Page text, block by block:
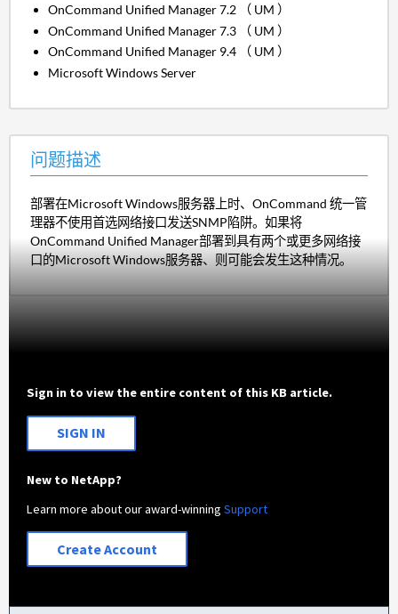
OnCommand Unified Manager 7.2 （ UM ）
OnCommand Unified Manager 7.3 （ UM ）
OnCommand Unified Manager 9.4 （ UM ）
Microsoft Windows Server
问题描述
部署在Microsoft Windows服务器上时、OnCommand 统一管
理器不使用首选网络接口发送SNMP陷阱。如果将
OnCommand Unified Manager部署到具有两个或更多网络接
口的Microsoft Windows服务器、则可能会发生这种情况。
Sign in to view the entire content of this KB article.
SIGN IN
New to NetApp?
Learn more about our award-winningSupport
Create Account